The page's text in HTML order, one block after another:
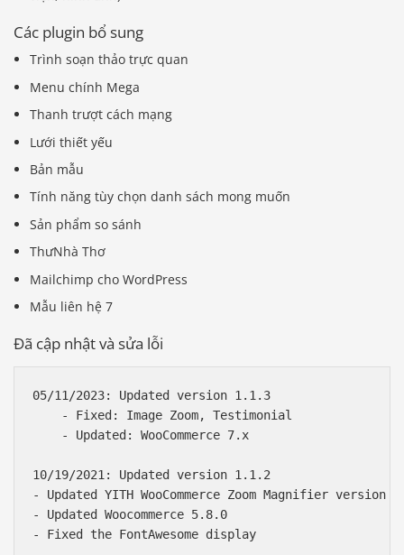
Các plugin bổ sung
Trình soạn thảo trực quan
Menu chính Mega
Thanh trượt cách mạng
Lưới thiết yếu
Bản mẫu
Tính năng tùy chọn danh sách mong muốn
Sản phẩm so sánh
ThưNhà Thơ
Mailchimp cho WordPress
Mẫu liên hệ 7
Đã cập nhật và sửa lỗi
05/11/2023: Updated version 1.1.3
    - Fixed: Image Zoom, Testimonial
    - Updated: WooCommerce 7.x
10/19/2021: Updated version 1.1.2
- Updated YITH WooCommerce Zoom Magnifier version
- Updated Woocommerce 5.8.0
- Fixed the FontAwesome display